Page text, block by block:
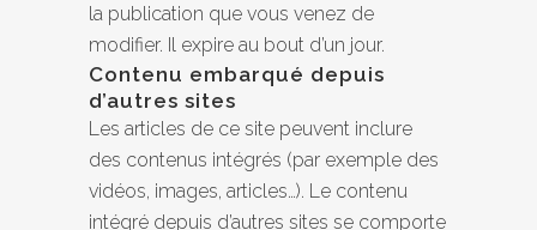
la publication que vous venez de
modifier. Il expire au bout d’un jour.
Contenu embarqué depuis
d’autres sites
Les articles de ce site peuvent inclure
des contenus intégrés (par exemple des
vidéos, images, articles…). Le contenu
intégré depuis d’autres sites se comporte